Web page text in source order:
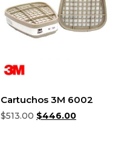
Cartuchos 3M 6002
$513.00 $446.00